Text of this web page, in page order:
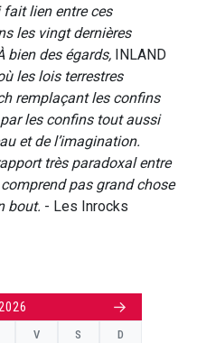
fait lien entre ces
les vingt dernières
bien des égards,
INLAND
les lois terrestres
remplaçant les confins
les confins tout aussi
et de l’imagination.
très paradoxal entre
pas grand chose
bout. - Les Inrocks
→
V S D